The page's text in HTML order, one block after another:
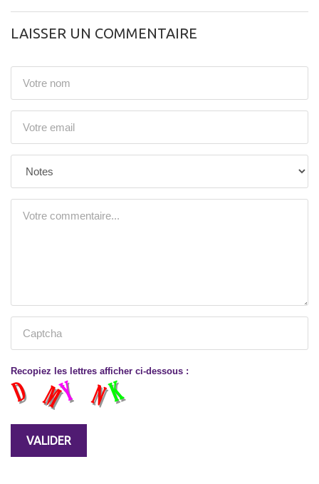
LAISSER UN COMMENTAIRE
Recopiez les lettres afficher ci-dessous :